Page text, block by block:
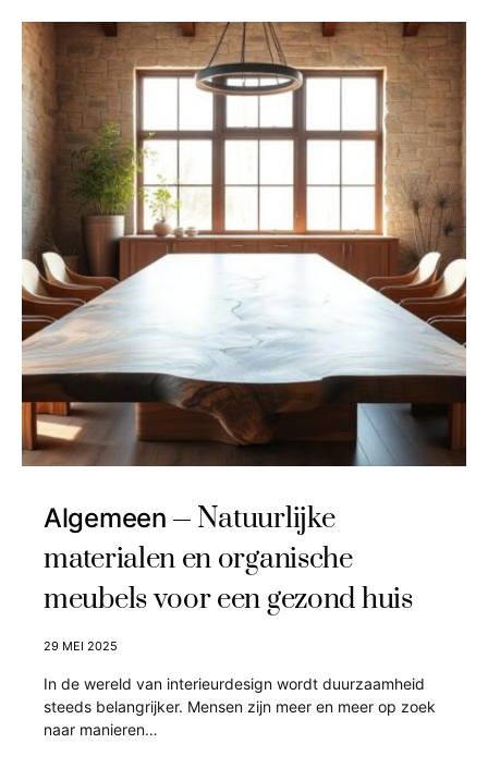
Algemeen
Natuurlijke
materialen en organische
meubels voor een gezond huis
29 MEI 2025
In de wereld van interieurdesign wordt duurzaamheid
steeds belangrijker. Mensen zijn meer en meer op zoek
naar manieren…